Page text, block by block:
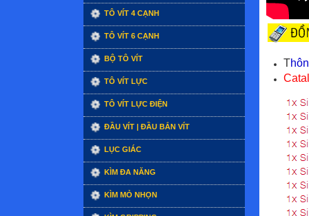
TÔ VÍT 4 CẠNH
TÔ VÍT 6 CẠNH
BỘ TÔ VÍT
TÔ VÍT LỰC
TÔ VÍT LỰC ĐIỆN
ĐẦU VÍT | ĐẦU BẮN VÍT
LỤC GIÁC
KÌM ĐA NĂNG
KÌM MỎ NHỌN
T